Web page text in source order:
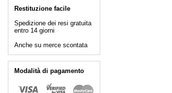
Restituzione facile
Spedizione dei resi gratuita
entro 14 giorni
Anche su merce scontata
Modalità di pagamento